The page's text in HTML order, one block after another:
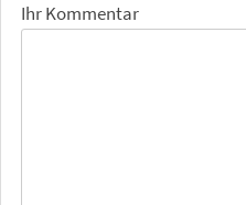
Ihr Kommentar